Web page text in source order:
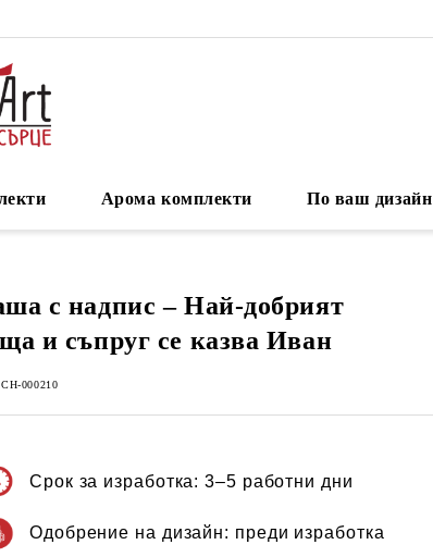
Арома комплекти По ваш дизайн
с надпис – Най-добрият
и съпруг се казва Иван
CH-000210
Срок за изработка: 3–5 работни дни
Одобрение на дизайн: преди изработка